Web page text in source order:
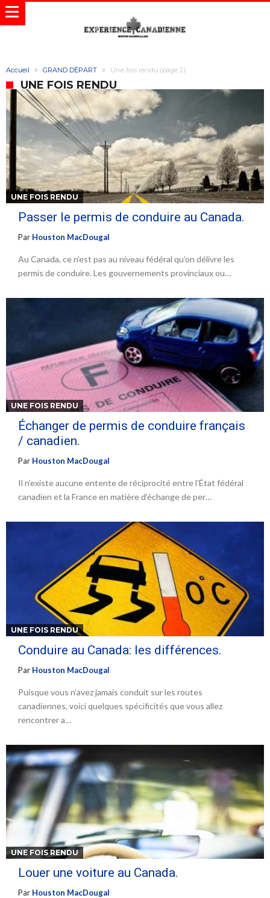
Accueil GRAND DÉPART Une fois rendu (page 2)
UNE FOIS RENDU
UNE FOIS RENDU
Passer le permis de conduire au Canada.
Par Houston MacDougal
Au Canada, ce n’est pas au niveau fédéral qu’on délivre les
permis de conduire. Les gouvernements provinciaux ou…
UNE FOIS RENDU
Échanger de permis de conduire français
/ canadien.
Par Houston MacDougal
Il n’existe aucune entente de réciprocité entre l’État fédéral
canadien et la France en matière d’échange de per…
UNE FOIS RENDU
Conduire au Canada: les différences.
Par Houston MacDougal
Puisque vous n’avez jamais conduit sur les routes
canadiennes, voici quelques spécificités que vous allez
rencontrer a…
UNE FOIS RENDU
Louer une voiture au Canada.
Par Houston MacDougal